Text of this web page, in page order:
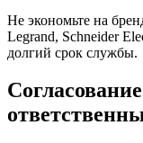
Не экономьте на
Legrand, Schneider
долгий срок службы.